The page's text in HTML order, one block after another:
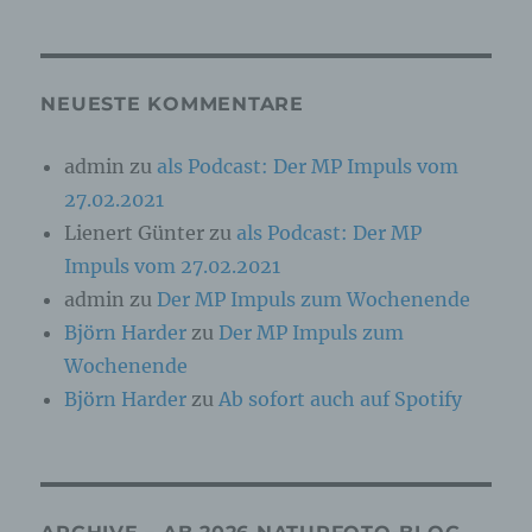
NEUESTE KOMMENTARE
admin zu als Podcast: Der MP Impuls vom
27.02.2021
Lienert Günter zu als Podcast: Der MP
Impuls vom 27.02.2021
admin zu Der MP Impuls zum Wochenende
Björn Harder zu Der MP Impuls zum
Wochenende
Björn Harder zuAb sofort auch auf Spotify
physischen, physiologischen, genetischen,
sozialen Identität dieser natürlichen Person
b) betroffene Person
Betroffene Person ist jede identifizierte oder
identifizierbare natürliche Person, deren
personenbezogene Daten von dem für die
Verarbeitung Verantwortlichen verarbeitet
werden.
c) Verarbeitung
automatisierter Verfahren ausgeführte Vorgang